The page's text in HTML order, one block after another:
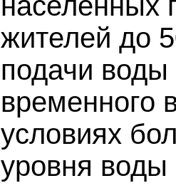
жителей до
подачи воды
временного
условиях
уровня воды